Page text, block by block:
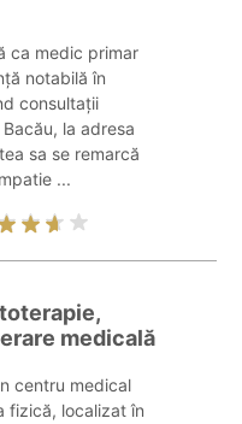
ca medic primar
notabilă în
consultații
la adresa
sa se remarcă
...
medicală
centru medical
fizică, localizat în